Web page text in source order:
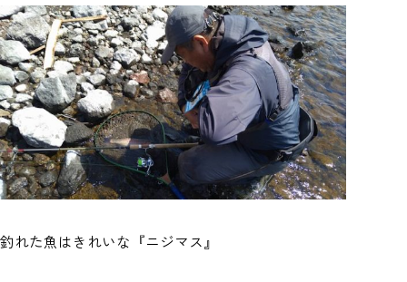
釣れた魚はきれいな『ニジマス』